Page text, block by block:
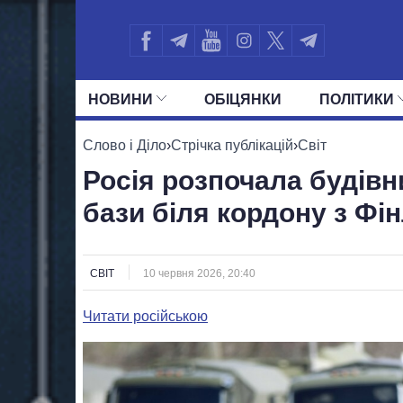
НОВИНИ ОБIЦЯНКИ ПОЛIТИКИ
УСІ ПОЛІТИКИ ПРЕЗИДЕНТ І ОФІС
Слово і Діло›Стрічка публікацій›Світ
Росія розпочала
бази біля кордону з
СВІТ 10 червня 2026, 20:40
Читати російською